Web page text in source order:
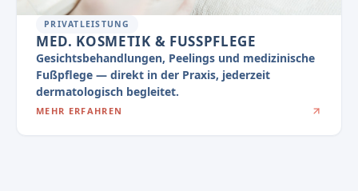
PRIVATLEISTUNG
MED. KOSMETIK & FUSSPFLEGE
Gesichtsbehandlungen, Peelings und medizinische
Fußpflege — direkt in der Praxis, jederzeit
dermatologisch begleitet.
MEHR ERFAHREN